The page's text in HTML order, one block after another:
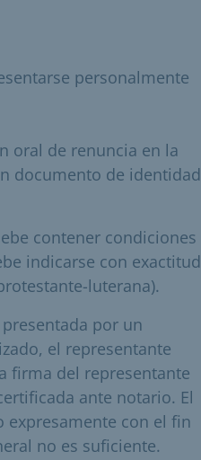
personalmente
oral de renuncia en la
documento de identidad
contener condiciones
indicarse con exactitud
luterana).
por un
el representante
firma del representante
ante notario. El
expresamente con el fin
no es suficiente.